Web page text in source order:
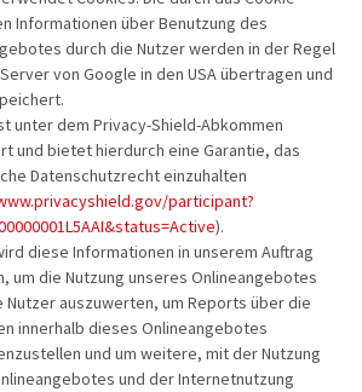
Informationen über Benutzung des
durch die Nutzer werden in der Regel
von Google in den USA übertragen und
unter dem Privacy-Shield-Abkommen
und bietet hierdurch eine Garantie, das
Datenschutzrecht einzuhalten
participant?
).
diese Informationen in unserem Auftrag
um die Nutzung unseres Onlineangebotes
Nutzer auszuwerten, um Reports über die
innerhalb dieses Onlineangebotes
und um weitere, mit der Nutzung
und der Internetnutzung